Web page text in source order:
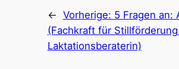
← Vorherige: 5 Fragen an:
(Fachkraft für
Laktationsberaterin)